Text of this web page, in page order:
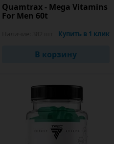
Quamtrax - Mega Vitamins
For Men 60t
Купить в 1 клик
В корзину